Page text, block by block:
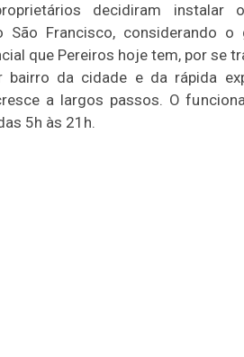
decidiram instalar
São Francisco, considerando o
que Pereiros hoje tem, por se
bairro da cidade e da rápida
a largos passos. O
5h às 21h.